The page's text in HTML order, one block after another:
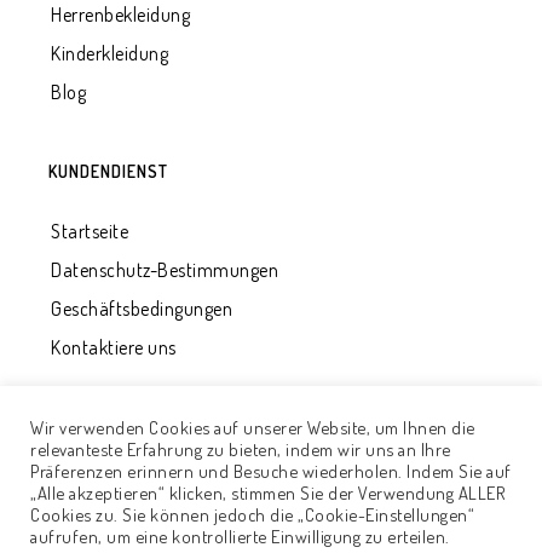
Herrenbekleidung
Kinderkleidung
Blog
KUNDENDIENST
Startseite
Datenschutz-Bestimmungen
Geschäftsbedingungen
Kontaktiere uns
© 2020 - UAB "Qualitätsentwicklung". Alle Rechte
Wir verwenden Cookies auf unserer Website, um Ihnen die
relevanteste Erfahrung zu bieten, indem wir uns an Ihre
Präferenzen erinnern und Besuche wiederholen. Indem Sie auf
„Alle akzeptieren“ klicken, stimmen Sie der Verwendung ALLER
Cookies zu. Sie können jedoch die „Cookie-Einstellungen“
aufrufen, um eine kontrollierte Einwilligung zu erteilen.